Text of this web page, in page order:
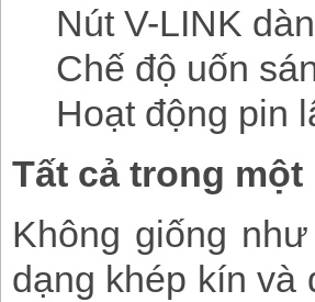
Nút V-LINK
Chế độ uốn
Hoạt động pin
Tất cả trong một
Không giống
dạng khép kín và